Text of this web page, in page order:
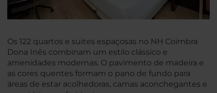
Os 122 quartos e suites espaçosas no NH Coimbra
Dona Inês combinam um estilo clássico e
amenidades modernas. O pavimento de madeira e
as cores quentes formam o pano de fundo para
áreas de estar acolhedoras, camas aconchegantes e